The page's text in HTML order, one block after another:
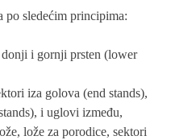
po sledećim principima:
i gornji prsten (lower
iza golova (end stands),
i uglovi između,
lože za porodice, sektori